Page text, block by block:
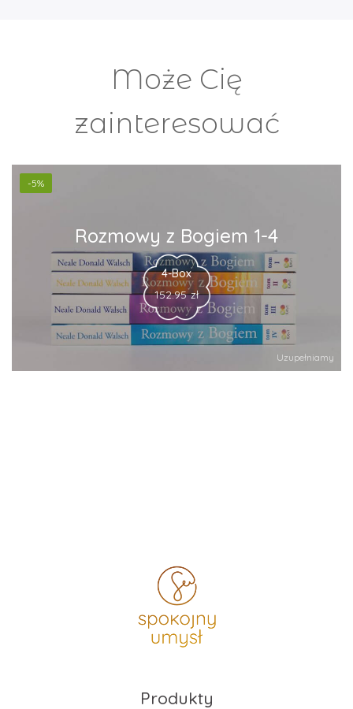
Może Cię
zainteresować
-5%
Uzupełniamy
Rozmowy z Bogiem 1-4
4-Box
152.95 zł
Produkty